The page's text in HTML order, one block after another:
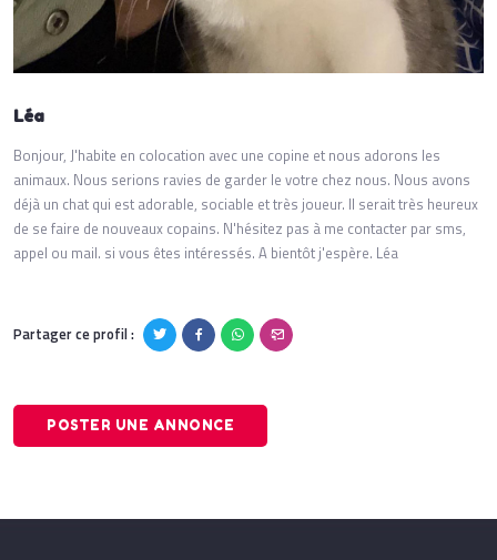
Léa
Bonjour, J'habite en colocation avec une copine et nous adorons les
animaux. Nous serions ravies de garder le votre chez nous. Nous avons
déjà un chat qui est adorable, sociable et très joueur. Il serait très heureux
de se faire de nouveaux copains. N'hésitez pas à me contacter par sms,
appel ou mail. si vous êtes intéressés. A bientôt j'espère. Léa
Partager ce profil :
POSTER UNE ANNONCE